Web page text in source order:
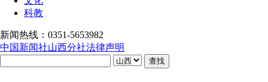
科教
新闻热线：0351-5653982
中国新闻社山西分社法律声明